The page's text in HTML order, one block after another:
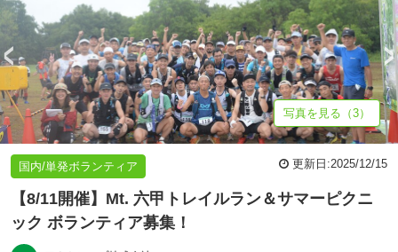
写真を見る（3）
国内/単発ボランティア 更新日:2025/12/15
【8/11開催】Mt. 六甲トレイルラン＆サマーピクニ
ック ボランティア募集！